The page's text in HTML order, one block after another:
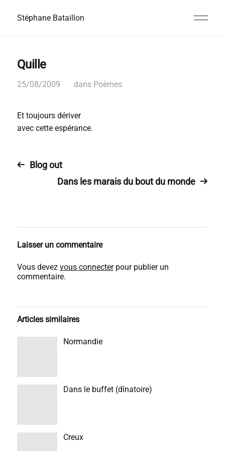
Stéphane Bataillon
Quille
25/08/2009 dans Poèmes
Et toujours dériver
avec cette espérance.
Blog out
Dans les marais du bout du monde
Laisser un commentaire
Vous devez vous connecterpour publier un
commentaire.
Articles similaires
Normandie
Dans le buffet (dînatoire)
Creux